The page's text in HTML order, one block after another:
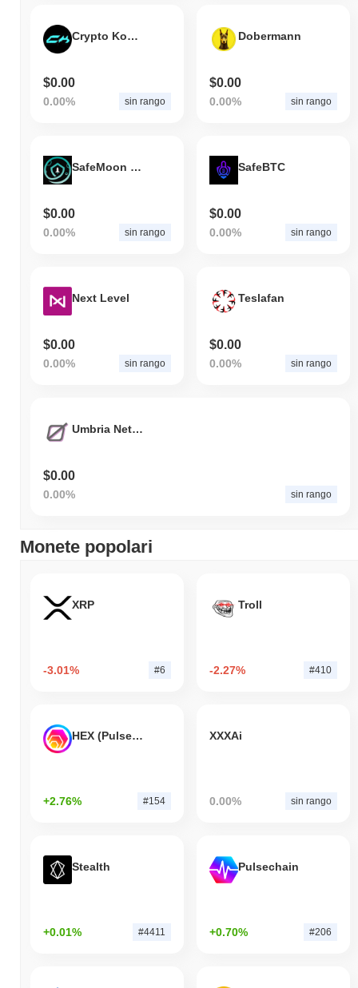
Crypto Kombat Token
$0.00
0.00% sin rango
Dobermann
$0.00
0.00% sin rango
SafeMoon (OLD)
$0.00
0.00% sin rango
SafeBTC
$0.00
0.00% sin rango
Next Level
$0.00
0.00% sin rango
Teslafan
$0.00
0.00% sin rango
Umbria Network
$0.00
0.00% sin rango
Monete popolari
XRP
-3.01% #6
Troll
-2.27% #410
HEX (Pulsechain)
+2.76% #154
XXXAi
0.00% sin rango
Stealth
+0.01% #4411
Pulsechain
+0.70% #206